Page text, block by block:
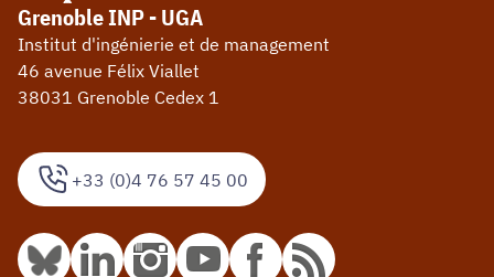
+33 (0)4 76 57 45 00
Grenoble INP - UGA
Institut d'ingénierie et de management
46 avenue Félix Viallet
38031 Grenoble Cedex 1